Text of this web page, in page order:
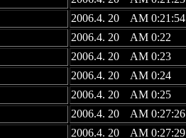
2006.4. 20 AM 0:21:54
2006.4. 20 AM 0:22
2006.4. 20 AM 0:23
2006.4. 20 AM 0:24
2006.4. 20 AM 0:25
2006.4. 20 AM 0:27:26
2006.4. 20 AM 0:27:29